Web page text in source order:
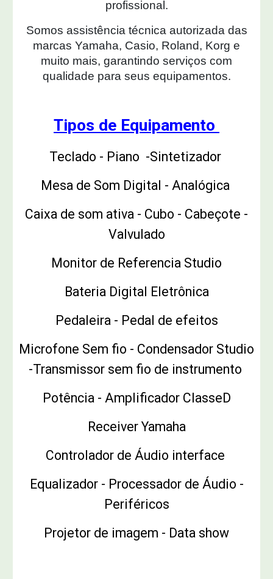
profissional.
Somos assistência técnica autorizada das
marcas Yamaha, Casio, Roland, Korg e
muito mais, garantindo serviços com
qualidade para seus equipamentos.
Tipos de Equipamento
Teclado - Piano -Sintetizador
Mesa de Som Digital - Analógica
Caixa de som ativa - Cubo - Cabeçote -
Valvulado
Monitor de Referencia Studio
Bateria Digital Eletrônica
Pedaleira - Pedal de efeitos
Microfone Sem fio - Condensador Studio
-Transmissor sem fio de instrumento
Potência - Amplificador ClasseD
Receiver Yamaha
Controlador de Áudio interface
Equalizador - Processador de Áudio -
Periféricos
Projetor de imagem - Data show